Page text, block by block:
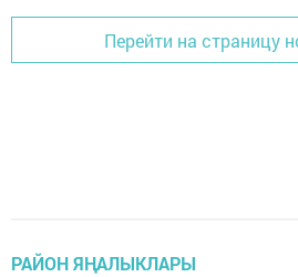
Перейти на страницу
РАЙОН ЯҢАЛЫКЛАРЫ